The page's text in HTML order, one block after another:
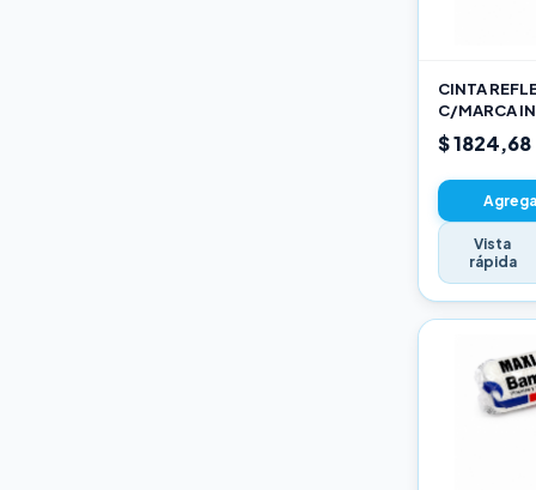
CINTA
C/MARCA
$ 1824,68
Vista
rápida